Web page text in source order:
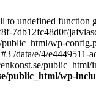
to undefined function
7db12fc48d0f/
wp-
/data/e/4/
public_html/wp-